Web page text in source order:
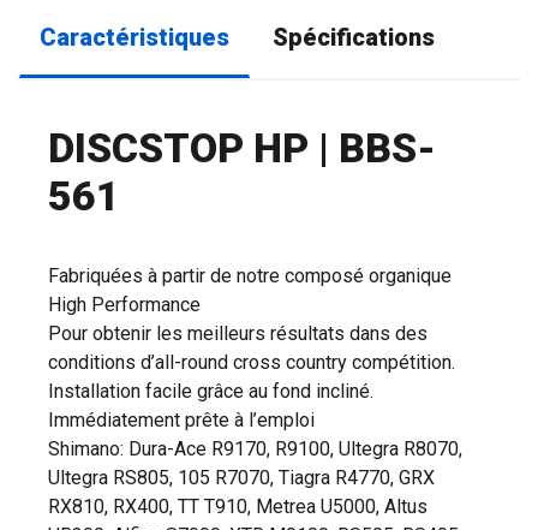
Caractéristiques Spécifications
DISCSTOP HP | BBS-
561
Fabriquées à partir de notre composé organique
High Performance
Pour obtenir les meilleurs résultats dans des
conditions d’all-round cross country compétition.
Installation facile grâce au fond incliné.
Immédiatement prête à l’emploi
Shimano: Dura-Ace R9170, R9100, Ultegra R8070,
Ultegra RS805, 105 R7070, Tiagra R4770, GRX
RX810, RX400, TT T910, Metrea U5000, Altus